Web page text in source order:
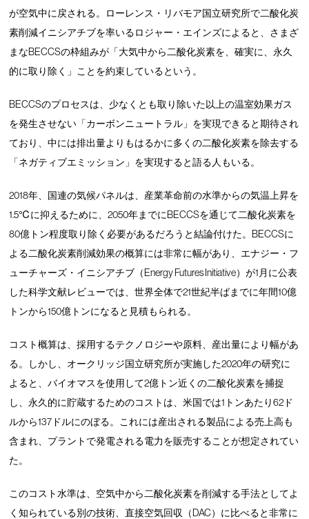
が空気中に戻される。ローレンス・リバモア国立研究所で二酸化炭
素削減イニシアチブを率いるロジャー・エインズによると、さまざ
まなBECCSの枠組みが「大気中から二酸化炭素を、確実に、永久
的に取り除く」ことを約束しているという。
BECCSのプロセスは、少なくとも取り除いた以上の温室効果ガス
を発生させない「カーボンニュートラル」を実現できると期待され
ており、中には排出量よりもはるかに多くの二酸化炭素を除去する
「ネガティブエミッション」を実現すると語る人もいる。
2018年、国連の気候パネルは、産業革命前の水準からの気温上昇を
1.5℃に抑えるために、2050年までにBECCSを通じて二酸化炭素を
80億トン程度取り除く必要があるだろうと結論付けた。BECCSに
よる二酸化炭素削減効果の概算には非常に幅があり、エナジー・フ
ューチャーズ・イニシアチブ（Energy Futures Initiative）が1月に公表
した科学文献レビューでは、世界全体で21世紀半ばまでに年間10億
トンから150億トンになると見積もられる。
コスト概算は、採用するテクノロジーや原料、産出量により幅があ
る。しかし、オークリッジ国立研究所が実施した2020年の研究に
よると、バイオマスを使用して2億トン近くの二酸化炭素を捕捉
し、永久的に貯蔵するためのコストは、米国では1トンあたり62ド
ルから137ドルにのぼる。これには産出される製品による売上高も
含まれ、プラントで発電される電力を販売することが想定されてい
た。
このコスト水準は、空気中から二酸化炭素を削減する手法としてよ
く知られている別の技術、直接空気回収（DAC）に比べると非常に